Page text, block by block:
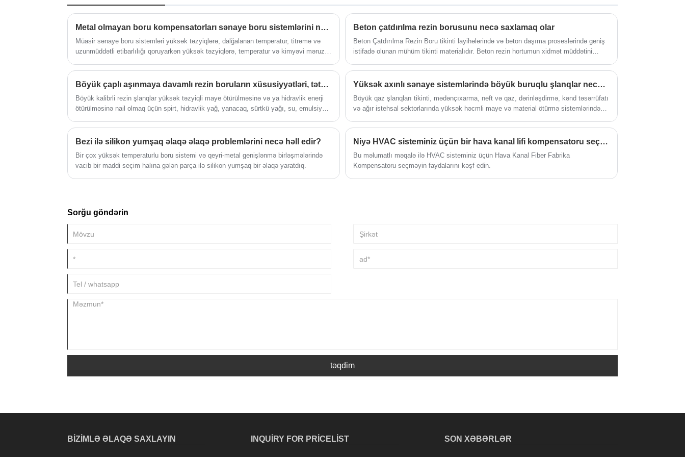
təmin edilir. Bu məhsul yüksək temperatur,
işləmək üçün nəzərdə tutulmuşdur ki, bu da
onu müxtəlif mayelərin ötürülməsi və
mexaniki tətbiqlər üçün uyğun edir.
yüksək möhkəmlikli boru kəmərləri həlləri
Metal olmayan boru kompensatorları sənaye boru sistemlərini necə inkişaf etdirir?
Müasir sənaye boru sistemləri yüksək təzyiqlərə, dalğalanan temperatur, titrəmə və
uzunmüddətli etibarlılığı qoruyarkən yüksək təzyiqlərə, temperatur və kimyəvi məruz
azaldan, səmərəliliyi artıran və xidmət həyatını genişləndirən qabaqcıl həllərə tələb
artmaqda davam edir. Bu çətinliklərin ən təsirli cavablarından biri metal boru
Beton çatdırılma rezin borusunu necə saxlamaq olar
Beton Çatdırılma Rezin Boru tikinti layihələrində və beton daşıma proseslərində geniş
istifadə olunan mühüm tikinti materialıdır. Beton rezin hortumun xidmət müddətini
Böyük çaplı aşınmaya davamlı rezin boruların xüsusiyyətləri, tətbiqləri və tətbiq sahələri
Böyük kalibrli rezin şlanqlar yüksək təzyiqli maye ötürülməsinə və ya hidravlik enerji
ötürülməsinə nail olmaq üçün spirt, hidravlik yağ, yanacaq, sürtkü yağı, su, emulsiya,
Yüksək axınlı sənaye sistemlərində böyük buruqlu şlanqlar necə tətbiq olunur?
Böyük qaz şlanqları tikinti, mədənçıxarma, neft və qaz, dərinləşdirmə, kənd təsərrüfatı
və ağır istehsal sektorlarında yüksək həcmli maye və material ötürmə sistemlərində
onların tələbkar iş mühitlərində necə fəaliyyət göstərməsi və dəyişən sənaye tələbləri
ilə onların necə inkişaf edəcəyinin strukturlaşdırılmış, texniki və axtarış üçün
texniki məzmunun ən yaxşı təcrübələri ilə uyğunlaşarkən məhsulun əsasları, ətraflı
parametr izahatları, tətbiq məntiqi və tez-tez verilən suallar üzərində cəmlənir.
Bezi ilə silikon yumşaq əlaqə əlaqə problemlərini necə həll edir?
Bir çox yüksək temperaturlu boru sistemi və qeyri-metal genişlənmə birləşmələrində
vacib bir maddi seçim halına gələn parça ilə silikon yumşaq bir əlaqə yaratdıq.
Niyə HVAC sisteminiz üçün bir hava kanal lifi kompensatoru seçməlisiniz?
Bu məlumatlı məqalə ilə HVAC sisteminiz üçün Hava Kanal Fiber Fabrika
Kompensatoru seçməyin faydalarını kəşf edin.
Sorğu göndərin
təqdim
BIZIMLƏ ƏLAQƏ SAXLAYIN INQUIRY FOR PRICELIST SON XƏBƏRLƏR